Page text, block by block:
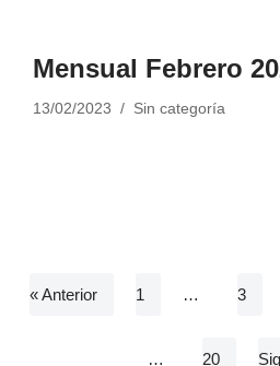
Mensual Febrero
13/02/2023 Sin categoría
« Anterior 1 … 3
… 20